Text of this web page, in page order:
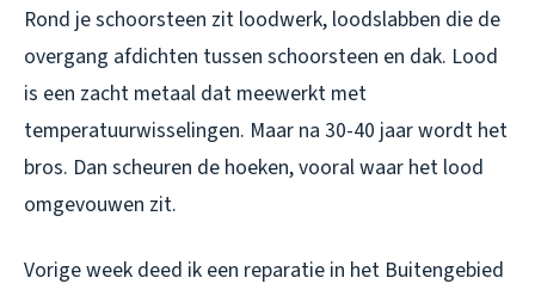
Rond je schoorsteen zit loodwerk, loodslabben die de
overgang afdichten tussen schoorsteen en dak. Lood
is een zacht metaal dat meewerkt met
temperatuurwisselingen. Maar na 30-40 jaar wordt het
bros. Dan scheuren de hoeken, vooral waar het lood
omgevouwen zit.
Vorige week deed ik een reparatie in het Buitengebied